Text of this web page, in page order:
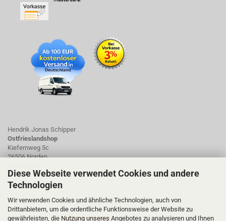
Diese Webseite verwendet Cookies und andere
Technologien
Wir verwenden Cookies und ähnliche Technologien, auch von
Drittanbietern, um die ordentliche Funktionsweise der Website zu
gewährleisten, die Nutzung unseres Angebotes zu analysieren und Ihnen
Hendrik Jonas Schipper
Ostfrieslandshop
Kiefernweg 5c
26506 Norden
Tel.: 01723423661
ostfrieslandshop@ostfrieslandshop.de